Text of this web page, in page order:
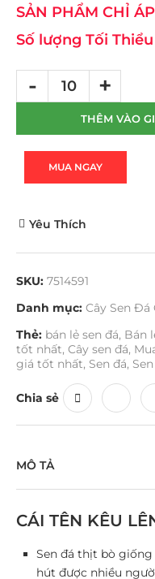
SẢN PHẨM CHỈ
Số lượng Tối Thiểu
THÊM VÀO
MUA NGAY
Yêu Thích
SKU: 7514591
Danh mục: Cây Sen Đá
Thẻ: bán lẻ sen đá, Bán
tốt nhất, Cây sen đá,
giá tốt nhất, Sen đá,
Chia sẻ
MÔ TẢ
CÁI TÊN KÊU
Sen đá thịt bò
hút được nhiều